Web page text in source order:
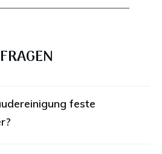
FRAGEN
feste